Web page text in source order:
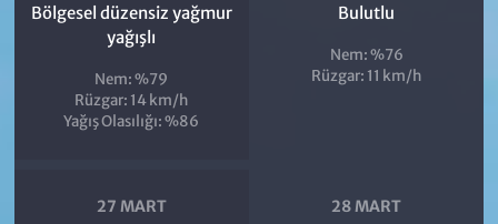
Bölgesel düzensiz yağmur
yağışlı
Nem: %79
Rüzgar: 14 km/h
Yağış Olasılığı: %86
Bulutlu
Nem: %76
Rüzgar: 11 km/h
27 MART 28 MART